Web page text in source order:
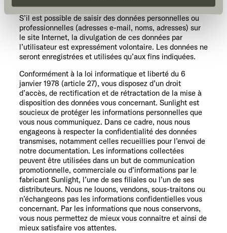
freiwillig, für den Besuch der Website nicht erforderlich
und kann jederzeit über die Einstellungen widerrufen
werden. Klicken Sie auf Ablehnen, werden nur die
notwendigen Cookies auf der Webseite gesetzt, die für
den störungsfreien Betrieb der Webseite und die
Protection des données
S’il est possible de saisir des données personnelles ou
professionnelles (adresses e-mail, noms, adresses) sur
le site Internet, la divulgation de ces données par
l’utilisateur est expressément volontaire. Les données ne
seront enregistrées et utilisées qu’aux fins indiquées.
Conformément à la loi informatique et liberté du 6
janvier 1978 (article 27), vous disposez d’un droit
d’accès, de rectification et de rétractation de la mise à
disposition des données vous concernant. Sunlight est
soucieux de protéger les informations personnelles que
vous nous communiquez. Dans ce cadre, nous nous
engageons à respecter la confidentialité des données
transmises, notamment celles recueillies pour l’envoi de
notre documentation. Les informations collectées
peuvent être utilisées dans un but de communication
promotionnelle, commerciale ou d’informations par le
fabricant Sunlight, l’une de ses filiales ou l’un de ses
distributeurs. Nous ne louons, vendons, sous-traitons ou
n’échangeons pas les informations confidentielles vous
concernant. Par les informations que nous conservons,
vous nous permettez de mieux vous connaitre et ainsi de
mieux satisfaire vos attentes.